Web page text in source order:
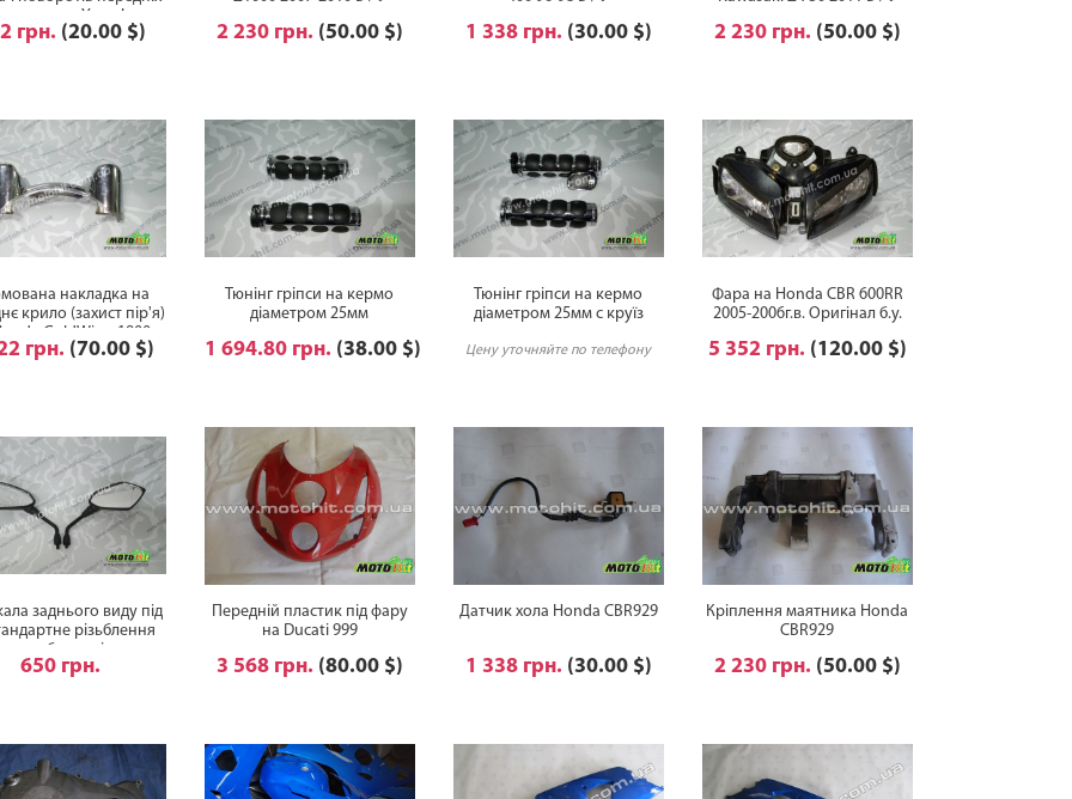
мотоцикл Yamaha
400/650 Classic
грн. (20.00 $) 2 230 грн. (50.00 $) 1 338 грн. (30.00 $) 2 230 грн. (50.00 $)
накладка на
крило (захист пір'я)
GoldWing 1800
2007. Без AirBag
грн. (70.00 $)
Тюнінг гріпси на кермо
діаметром 25мм
1 694.80 грн. (38.00 $)
Тюнінг гріпси на кермо
діаметром 25мм c круїз
Цену уточняйте по телефону
Фара на Honda CBR 600RR
2005-2006г.в. Оригінал б.у.
5 352 грн. (120.00 $)
заднього виду під
різьблення
ромбовидні
650 грн.
Передній пластик під фару
на Ducati 999
3 568 грн. (80.00 $)
Датчик хола Honda CBR929
1 338 грн. (30.00 $)
Кріплення маятника Honda
CBR929
2 230 грн. (50.00 $)